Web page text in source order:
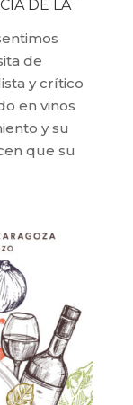
DE LA
de
y crítico
en vinos
y su
que su